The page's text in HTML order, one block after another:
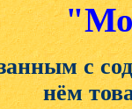
с
нём